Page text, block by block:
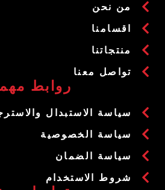
من نحن
اقسامنا
منتجاتنا
تواصل معنا
روابط
سياسة الاستبدال
سياسة الخصوصية
سياسة الضمان
شروط الاستخدام